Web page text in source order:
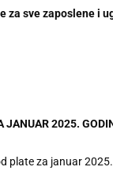
za sve zaposlene i
JANUAR 2025.
plate za januar